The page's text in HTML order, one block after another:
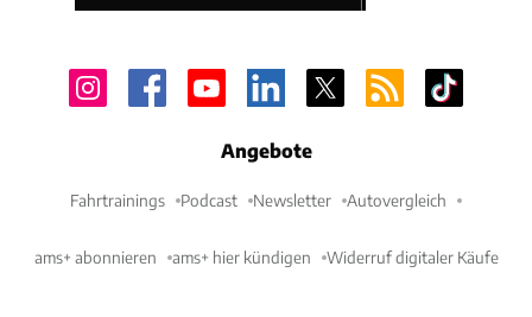
Angebote
Fahrtrainings Podcast Newsletter Autovergleich
ams+ abonnieren ams+ hier kündigen Widerruf digitaler Käufe